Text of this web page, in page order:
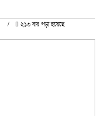
২১৩ বার পড়া হয়েছে